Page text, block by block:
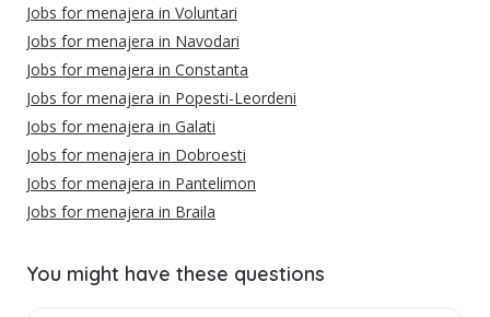
Jobs for menajera in Voluntari
Jobs for menajera in Navodari
Jobs for menajera in Constanta
Jobs for menajera in Popesti-Leordeni
Jobs for menajera in Galati
Jobs for menajera in Dobroesti
Jobs for menajera in Pantelimon
Jobs for menajera in Braila
You might have these questions